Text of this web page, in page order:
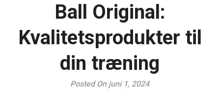
Ball Original:
Kvalitetsprodukter til
din træning
Posted On juni 1, 2024